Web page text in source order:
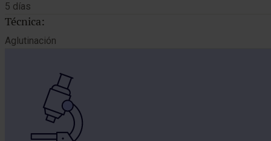
5 días
Técnica:
Aglutinación